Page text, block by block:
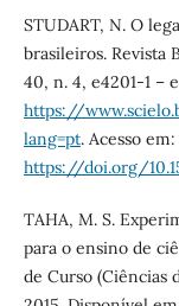
STUDART, N. O
brasileiros. Revista
40, n. 4, e4201-1 –
https://
lang=pt. Acesso
https://doi.org/
TAHA, M. S.
para o ensino de
de Curso (Ciências